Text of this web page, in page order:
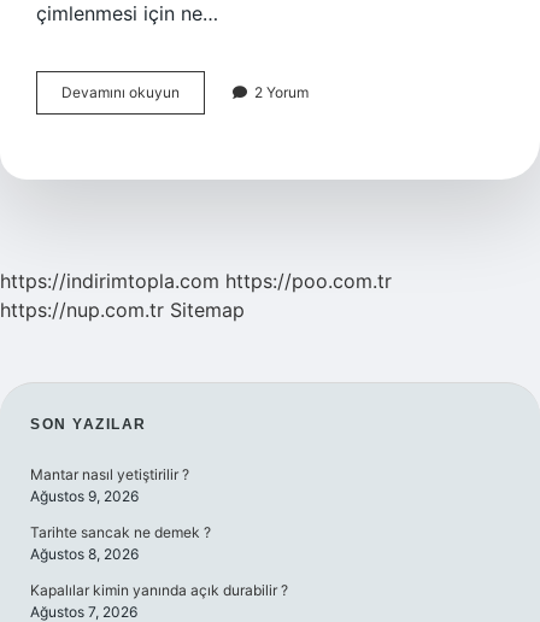
çimlenmesi için ne…
Devamını okuyun
Çimlendirme
Hazırlanır
2 Yorum
https://indirimtopla.com https://poo.com.tr
https://nup.com.tr Sitemap
SIDEBAR
SON YAZILAR
Mantar nasıl yetiştirilir ?
Ağustos 9, 2026
Tarihte sancak ne demek ?
Ağustos 8, 2026
Kapalılar kimin yanında açık durabilir ?
Ağustos 7, 2026